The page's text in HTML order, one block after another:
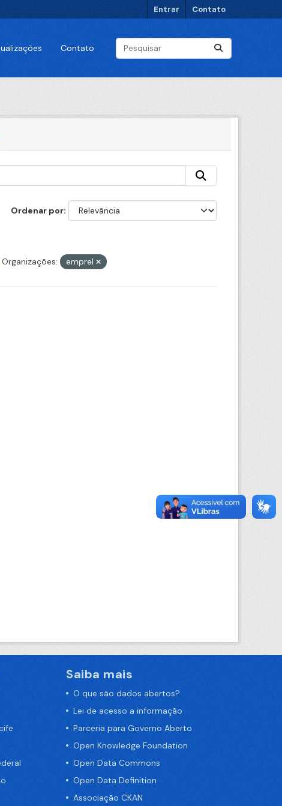
Entrar Contato
Contato
Ordenar por
Organizações: emprel
Saiba mais
O que são dados abertos?
Lei de acesso a informação
Parceria para Governo Aberto
Open Knowledge Foundation
Open Data Commons
Open Data Definition
Associação CKAN